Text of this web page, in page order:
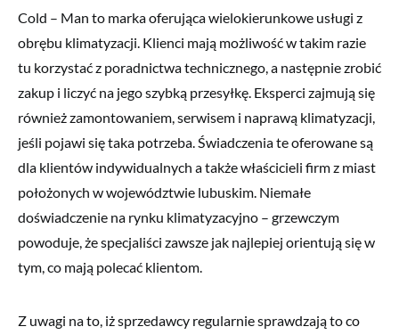
Cold – Man to marka oferująca wielokierunkowe usługi z
obrębu klimatyzacji. Klienci mają możliwość w takim razie
tu korzystać z poradnictwa technicznego, a następnie zrobić
zakup i liczyć na jego szybką przesyłkę. Eksperci zajmują się
również zamontowaniem, serwisem i naprawą klimatyzacji,
jeśli pojawi się taka potrzeba. Świadczenia te oferowane są
dla klientów indywidualnych a także właścicieli firm z miast
położonych w województwie lubuskim. Niemałe
doświadczenie na rynku klimatyzacyjno – grzewczym
powoduje, że specjaliści zawsze jak najlepiej orientują się w
tym, co mają polecać klientom.
Z uwagi na to, iż sprzedawcy regularnie sprawdzają to co